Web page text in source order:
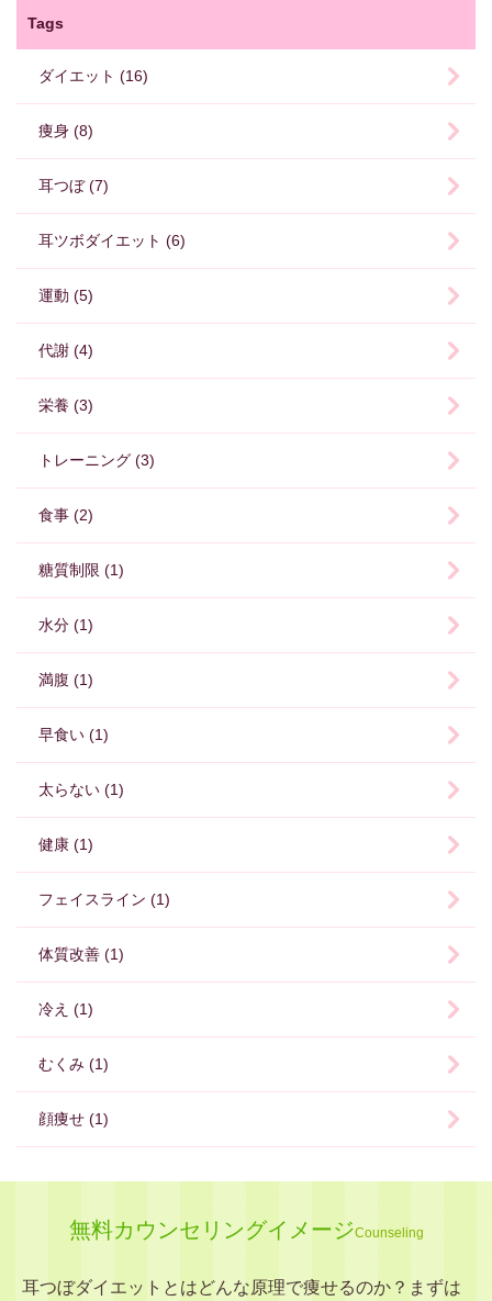
Tags
ダイエット (16)
痩身 (8)
耳つぼ (7)
耳ツボダイエット (6)
運動 (5)
代謝 (4)
栄養 (3)
トレーニング (3)
食事 (2)
糖質制限 (1)
水分 (1)
満腹 (1)
早食い (1)
太らない (1)
健康 (1)
フェイスライン (1)
体質改善 (1)
冷え (1)
むくみ (1)
顔痩せ (1)
無料カウンセリングイメージCounseling
耳つぼダイエットとはどんな原理で痩せるのか？まずは